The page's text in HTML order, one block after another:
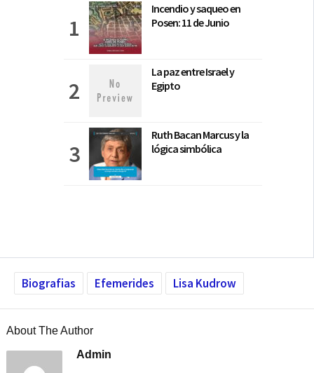
Incendio y saqueo en
Posen: 11 de Junio
La paz entre Israel y
Egipto
Ruth Bacan Marcus y la
lógica simbólica
Biografias Efemerides Lisa Kudrow
About The Author
Admin